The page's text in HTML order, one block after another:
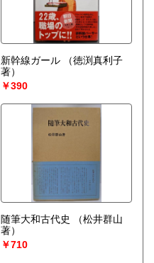
新幹線ガール
（徳渕真利子
著）
￥390
随筆大和古代史
（松井群山
著）
￥710